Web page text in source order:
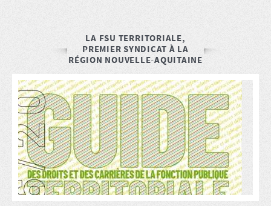
LA FSU TERRITORIALE,
PREMIER SYNDICAT À LA
RÉGION NOUVELLE-AQUITAINE